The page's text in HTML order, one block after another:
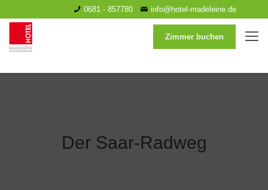
0681 - 857780 info@hotel-madeleine.de
Zimmer buchen
Der Saar-Radweg